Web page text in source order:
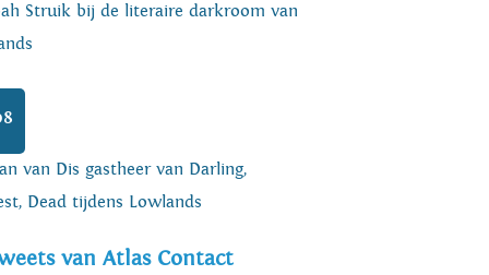
Struik bij de literaire darkroom van
van Dis gastheer van Darling,
Dead tijdens Lowlands
van Atlas Contact